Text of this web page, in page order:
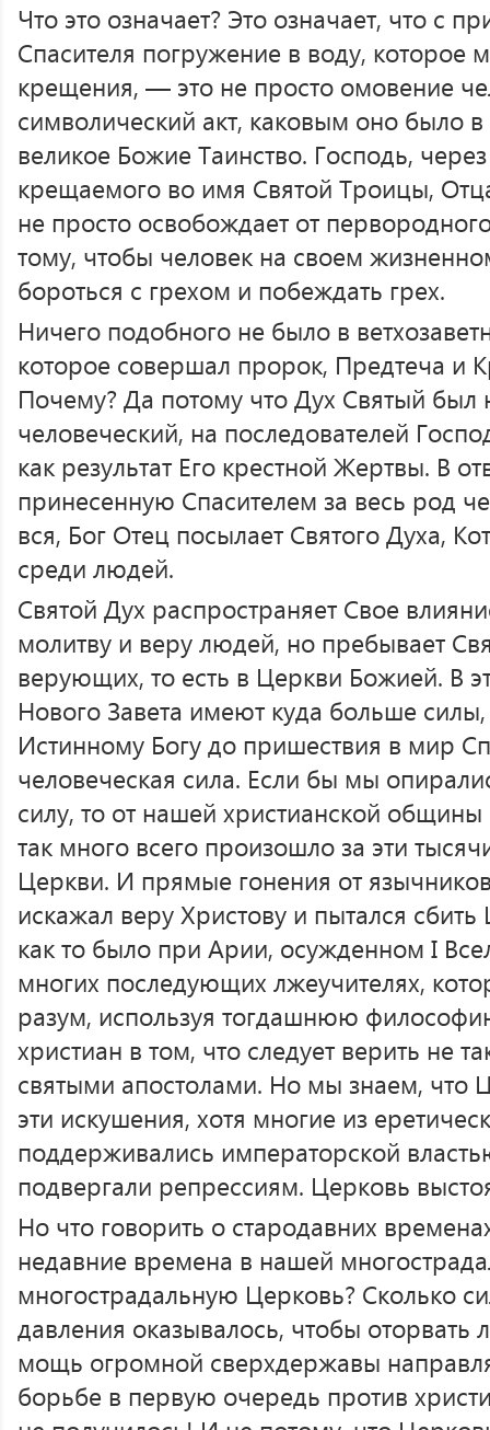
Что это означает? Это означает, что с
Спасителя погружение в воду,
крещения, — это не просто омовение
символический акт, каковым оно было в
великое Божие Таинство. Господь,
крещаемого во имя Святой Троицы,
не просто освобождает от
тому, чтобы человек на своем
бороться с грехом и побеждать грех.
Ничего подобного не было в
которое совершал пророк, Предтеча и
Почему? Да потому что Дух Святый был
человеческий, на последователей
как результат Его крестной Жертвы. В
принесенную Спасителем за весь род
вся, Бог Отец посылает Святого Духа,
среди людей.
Святой Дух распространяет Свое
молитву и веру людей, но пребывает
верующих, то есть в Церкви Божией. В
Нового Завета имеют куда больше
Истинному Богу до пришествия в мир
человеческая сила. Если бы мы
силу, то от нашей христианской
так много всего произошло за эти
Церкви. И прямые гонения от
искажал веру Христову и пытался сбить
как то было при Арии, осужденном I
многих последующих лжеучителях,
разум, используя тогдашнюю
христиан в том, что следует верить не
святыми апостолами. Но мы знаем, что
эти искушения, хотя многие из
поддерживались императорской
подвергали репрессиям. Церковь
Но что говорить о стародавних
недавние времена в нашей
многострадальную Церковь? Сколько
давления оказывалось, чтобы оторвать
мощь огромной сверхдержавы
борьбе в первую очередь против